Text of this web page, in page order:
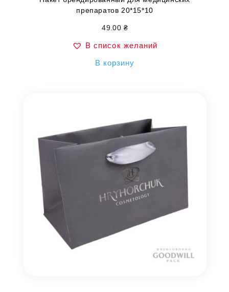
препаратов 20*15*10
49.00 ₴
В список желаний
В корзину